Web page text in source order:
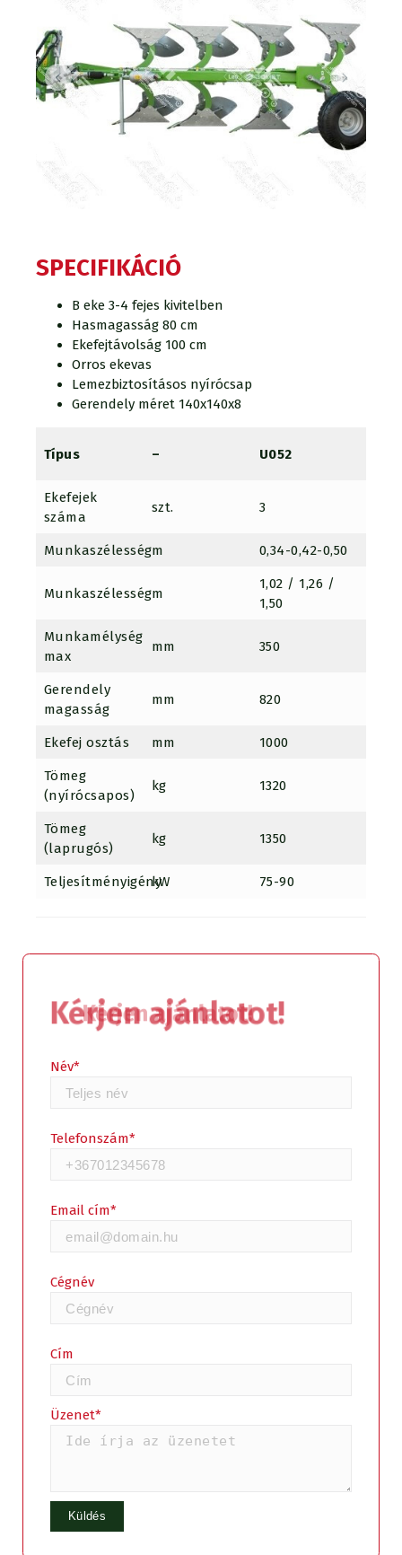
SPECIFIKÁCIÓ
B eke 3-4 fejes kivitelben
Hasmagasság 80 cm
Ekefejtávolság 100 cm
Orros ekevas
Lemezbiztosításos nyírócsap
Gerendely méret 140x140x8
Típus – U052
Ekefejek
száma
szt. 3
Munkaszélességm 0,34-0,42-0,50
Munkaszélességm
1,02 / 1,26 /
1,50
Munkamélység
max
mm 350
Gerendely
magasság
mm 820
Ekefej osztás mm 1000
Tömeg
(nyírócsapos)
kg 1320
Tömeg
(laprugós)
kg 1350
TeljesítményigénykW 75-90
Kérjen ajánlatot!
Név*
Telefonszám*
Email cím*
Cégnév
Cím
Üzenet*